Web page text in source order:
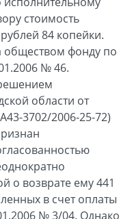
стоимость
84 копейки.
обществом фонду по
№ 46.
области от
3702/2006-25-72)
о возврате ему 441
в счет оплаты
№ 3/04. Однако